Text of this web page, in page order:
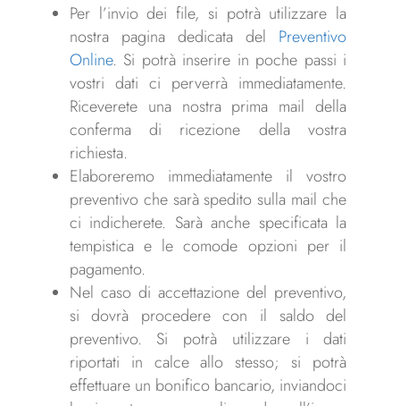
Per l’invio dei file, si potrà utilizzare la
nostra pagina dedicata del Preventivo
Online. Si potrà inserire in poche passi i
vostri dati ci perverrà immediatamente.
Riceverete una nostra prima mail della
conferma di ricezione della vostra
richiesta.
Elaboreremo immediatamente il vostro
preventivo che sarà spedito sulla mail che
ci indicherete. Sarà anche specificata la
tempistica e le comode opzioni per il
pagamento.
Nel caso di accettazione del preventivo,
si dovrà procedere con il saldo del
preventivo. Si potrà utilizzare i dati
riportati in calce allo stesso; si potrà
effettuare un bonifico bancario, inviandoci